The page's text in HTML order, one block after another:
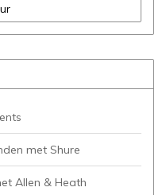
met Shure
Allen & Heath